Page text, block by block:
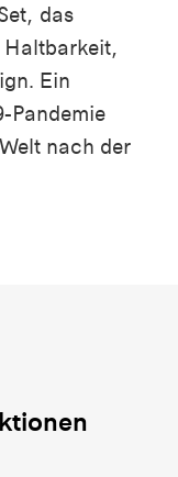
das
Ein
Pandemie
nach der